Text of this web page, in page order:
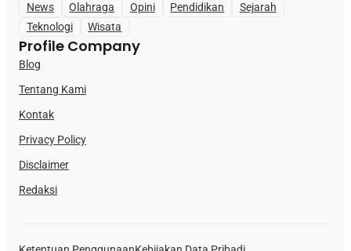
News
Olahraga Opini Pendidikan
Sejarah
Teknologi
Wisata
Profile Company
Blog
Tentang Kami
Kontak
Privacy Policy
Disclaimer
Redaksi